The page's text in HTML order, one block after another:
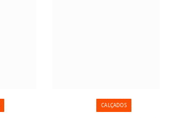
CALÇADOS